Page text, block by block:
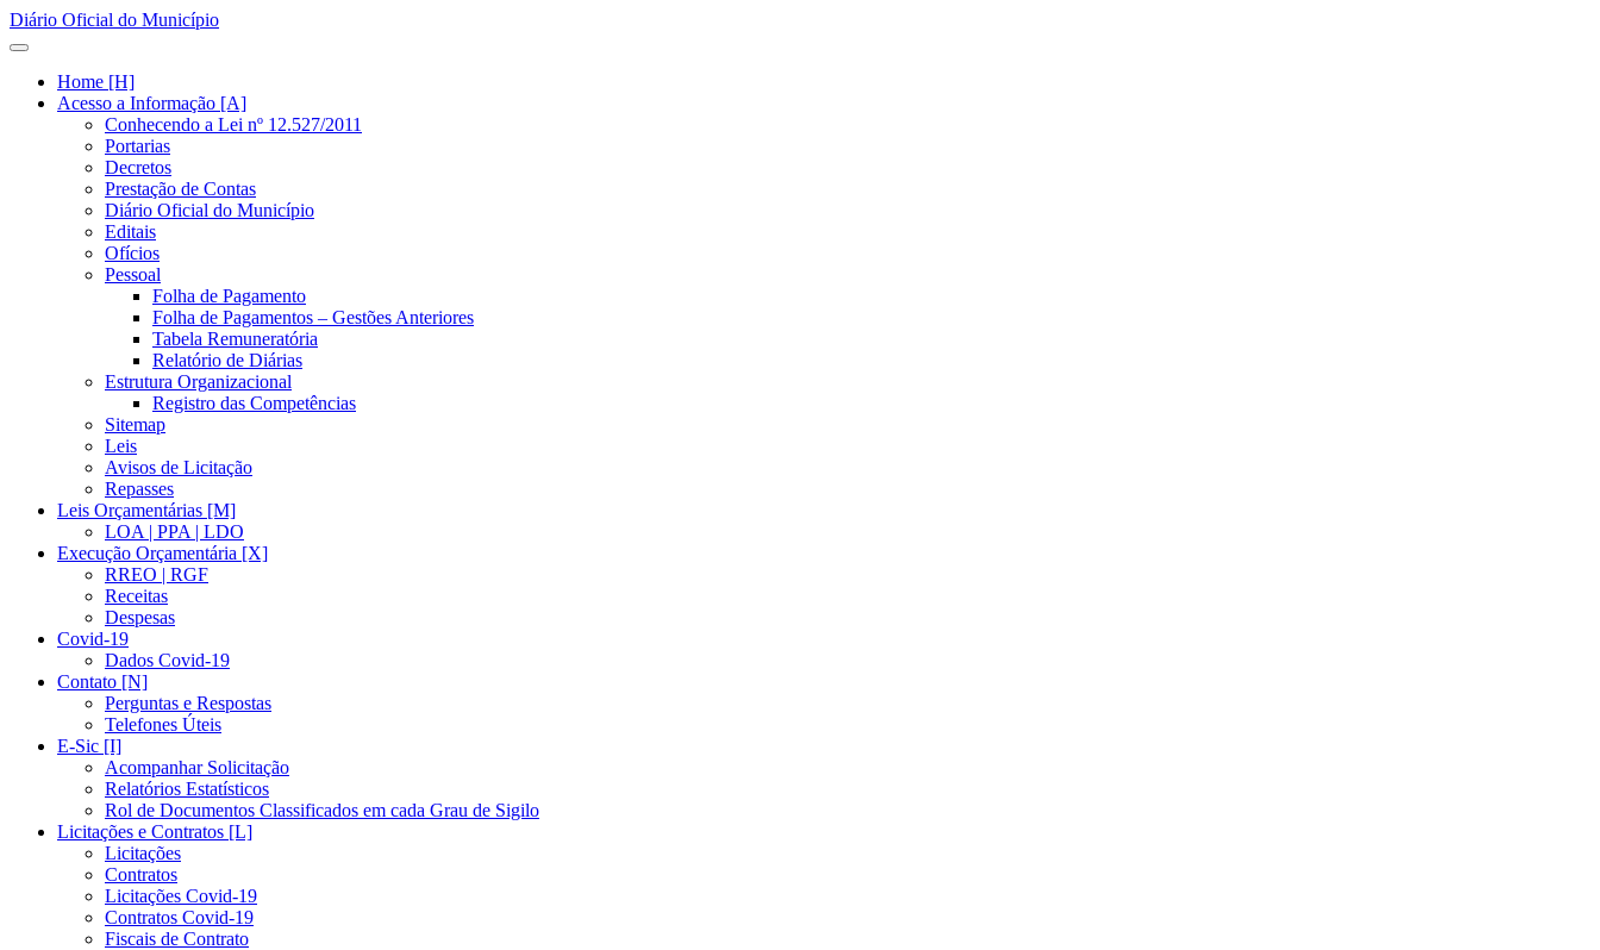
Diário Oficial do Município
Home [H]
Acesso a Informação [A]
Conhecendo a Lei nº 12.527/2011
Portarias
Decretos
Prestação de Contas
Diário Oficial do Município
Editais
Ofícios
Pessoal
Folha de Pagamento
Folha de Pagamentos – Gestões Anteriores
Tabela Remuneratória
Relatório de Diárias
Estrutura Organizacional
Registro das Competências
Sitemap
Leis
Avisos de Licitação
Repasses
Leis Orçamentárias [M]
LOA | PPA | LDO
Execução Orçamentária [X]
RREO | RGF
Receitas
Despesas
Covid-19
Dados Covid-19
Contato [N]
Perguntas e Respostas
Telefones Úteis
E-Sic [I]
Acompanhar Solicitação
Relatórios Estatísticos
Rol de Documentos Classificados em cada Grau de Sigilo
Licitações e Contratos [L]
Licitações
Contratos
Licitações Covid-19
Contratos Covid-19
Fiscais de Contrato